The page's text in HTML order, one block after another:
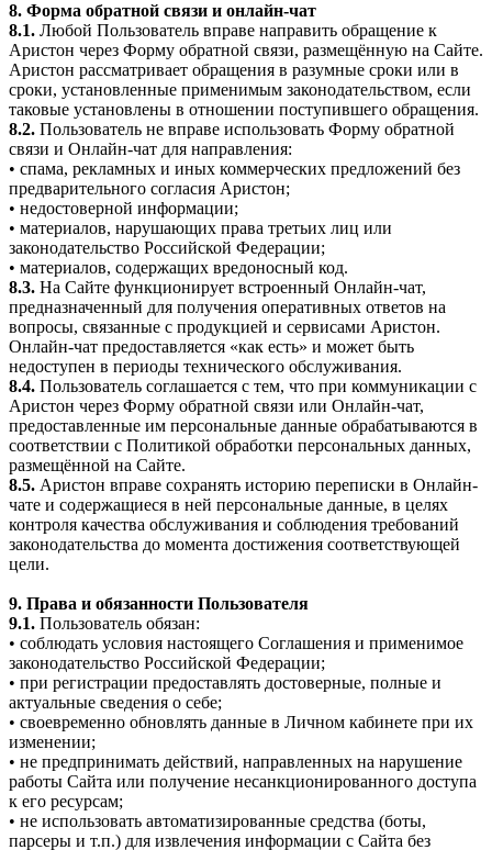
8. Форма обратной связи и онлайн-чат
8.1. Любой Пользователь вправе направить обращение к
Аристон через Форму обратной связи, размещённую на Сайте.
Аристон рассматривает обращения в разумные сроки или в
сроки, установленные применимым законодательством, если
таковые установлены в отношении поступившего обращения.
8.2. Пользователь не вправе использовать Форму обратной
связи и Онлайн-чат для направления:
• спама, рекламных и иных коммерческих предложений без
предварительного согласия Аристон;
• недостоверной информации;
• материалов, нарушающих права третьих лиц или
законодательство Российской Федерации;
• материалов, содержащих вредоносный код.
8.3. На Сайте функционирует встроенный Онлайн-чат,
предназначенный для получения оперативных ответов на
вопросы, связанные с продукцией и сервисами Аристон.
Онлайн-чат предоставляется «как есть» и может быть
недоступен в периоды технического обслуживания.
8.4. Пользователь соглашается с тем, что при коммуникации с
Аристон через Форму обратной связи или Онлайн-чат,
предоставленные им персональные данные обрабатываются в
соответствии с Политикой обработки персональных данных,
размещённой на Сайте.
8.5. Аристон вправе сохранять историю переписки в Онлайн-
чате и содержащиеся в ней персональные данные, в целях
контроля качества обслуживания и соблюдения требований
законодательства до момента достижения соответствующей
цели.
9. Права и обязанности Пользователя
9.1. Пользователь обязан:
• соблюдать условия настоящего Соглашения и применимое
законодательство Российской Федерации;
• при регистрации предоставлять достоверные, полные и
актуальные сведения о себе;
• своевременно обновлять данные в Личном кабинете при их
изменении;
• не предпринимать действий, направленных на нарушение
работы Сайта или получение несанкционированного доступа
к его ресурсам;
• не использовать автоматизированные средства (боты,
парсеры и т.п.) для извлечения информации с Сайта без